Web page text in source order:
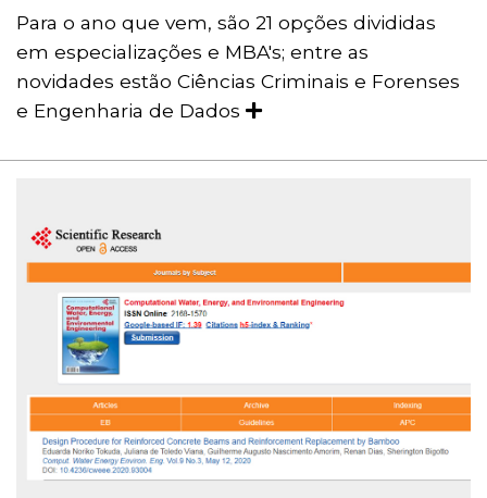
Para o ano que vem, são 21 opções divididas
em especializações e MBA's; entre as
novidades estão Ciências Criminais e Forenses
e Engenharia de Dados